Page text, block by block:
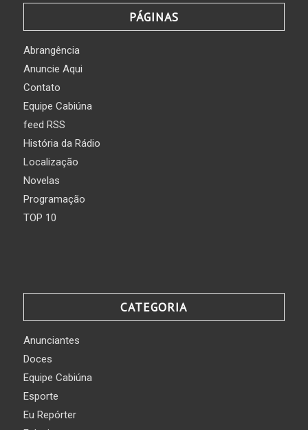
PÁGINAS
Abrangência
Anuncie Aqui
Contato
Equipe Cabiúna
feed RSS
História da Rádio
Localização
Novelas
Programação
TOP 10
CATEGORIA
Anunciantes
Doces
Equipe Cabiúna
Esporte
Eu Repórter